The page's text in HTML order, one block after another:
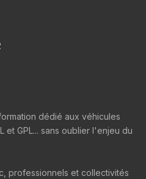
dédié aux véhicules
et GPL... sans oublier l'enjeu du
professionnels et collectivités